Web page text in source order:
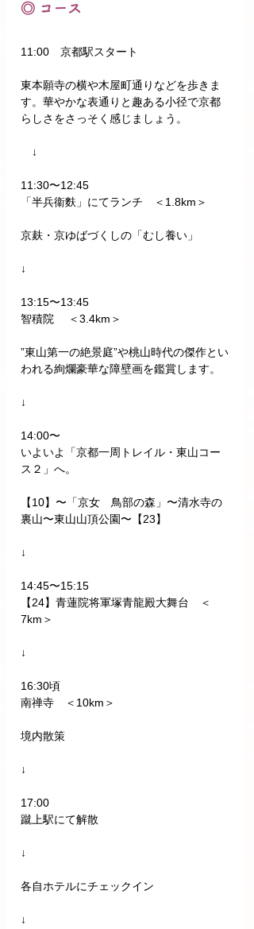
◎ コース
11:00　京都駅スタート
東本願寺の横や木屋町通りなどを歩きま
す。華やかな表通りと趣ある小径で京都
らしさをさっそく感じましょう。
↓
11:30〜12:45
「半兵衞麩」にてランチ　＜1.8km＞
京麸・京ゆばづくしの「むし養い」
↓
13:15〜13:45
智積院 　＜3.4km＞
”東山第一の絶景庭”や桃山時代の傑作とい
われる絢爛豪華な障壁画を鑑賞します。
↓
14:00〜
いよいよ「京都一周トレイル・東山コー
ス２」へ。
【10】〜「京女　鳥部の森」〜清水寺の
裏山〜東山山頂公園〜【23】
↓
14:45〜15:15
【24】青蓮院将軍塚青龍殿大舞台　＜
7km＞
↓
16:30頃
南禅寺　＜10km＞
境内散策
↓
17:00
蹴上駅にて解散
↓
各自ホテルにチェックイン
↓